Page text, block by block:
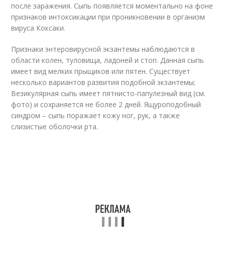
после заражения. Сыпь появляется моментально на фоне
признаков интоксикации при проникновении в организм
вируса Коксаки.
Признаки энтеровирусной экзантемы наблюдаются в
области колен, туловища, ладоней и стоп. Данная сыпь
имеет вид мелких прыщиков или пятен. Существует
несколько вариантов развития подобной экзантемы;
Везикулярная сыпь имеет пятнисто-папулезный вид (см.
фото) и сохраняется не более 2 дней. Ящуроподобный
синдром – сыпь поражает кожу ног, рук, а также
слизистые оболочки рта.